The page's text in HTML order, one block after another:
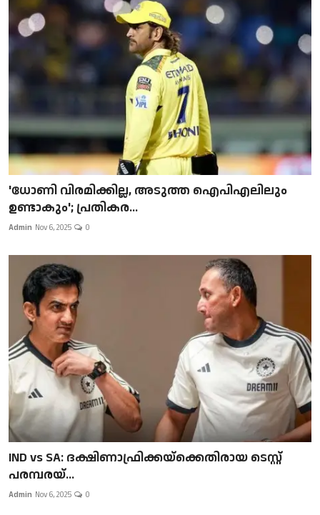
'ധോണി വിരമിക്കില്ല, അടുത്ത ഐപിഎലിലും
ഉണ്ടാകും'; പ്രതികര...
Admin Nov 6, 2025 0
IND vs SA: ദക്ഷിണാഫ്രിക്കയ്‌ക്കെതിരായ ടെസ്റ്റ്
പരമ്പരയ്...
Admin Nov 6, 2025 0